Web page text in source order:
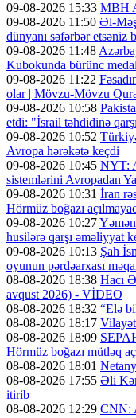
09-08-2026 15:33 MBH
09-08-2026 11:50 Əl-
dünyanı səfərbər etsəniz
09-08-2026 11:48
Kubokunda bürünc
09-08-2026 11:22
olar | Mövzu-Mövzu
09-08-2026 10:58
etdi: "İsrail təhdidinə
09-08-2026 10:52
Avropa hərəkətə keçdi
09-08-2026 10:45 NYT:
sistemlərini Avropadan
09-08-2026 10:31 İran
Hörmüz boğazı
09-08-2026 10:27
husilərə qarşı əməliyyat
09-08-2026 10:13 Şah
oyunun pərdəarxası
08-08-2026 18:38 Hacı
avqust 2026) - VİDEO
08-08-2026 18:32 “Elə
08-08-2026 18:17
08-08-2026 18:09
Hörmüz boğazı mütləq
08-08-2026 18:01
08-08-2026 17:55 Əli
itirib
08-08-2026 12:29 CNN: